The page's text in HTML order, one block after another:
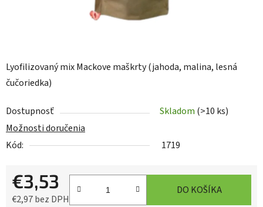
Lyofilizovaný mix Mackove maškrty (jahoda, malina, lesná
čučoriedka)
Dostupnosť Skladom (>10 ks)
Možnosti doručenia
Kód:
1719
€3,53
€2,97 bez DPH
DO KOŠÍKA